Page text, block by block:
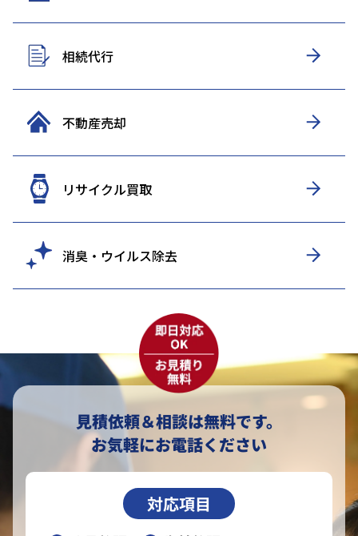
相続代行
不動産売却
リサイクル買取
消臭・ウイルス除去
見積依頼＆相談は無料です。
お気軽にお電話ください
対応項目